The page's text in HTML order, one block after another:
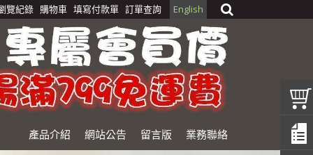
English
覽紀錄 購物車 填寫付款單 訂單查詢
產品介紹 網站公告 留言版 業務聯絡